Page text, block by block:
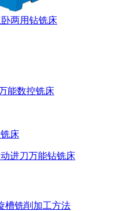
两用钻铣床
能数控铣床
床
进刀万能钻铣床
槽铣削加工方法